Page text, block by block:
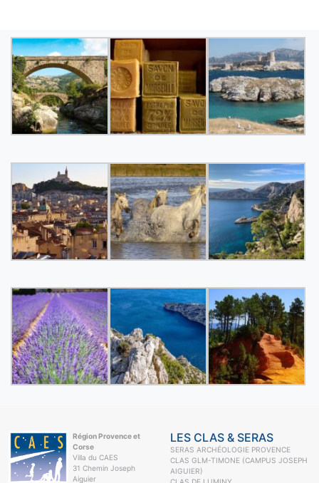
Région Provence et
Corse
Villa du CAES
31 Chemin Joseph
Aiguier
LES CLAS & SERAS
SERAS ARCHÉOLOGIE PROVENCE
CLAS GLM-TIMONE (CAMPUS JOSEPH
AIGUIER)